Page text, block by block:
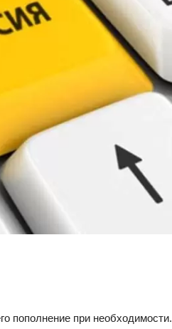
пополнение при необходимости.